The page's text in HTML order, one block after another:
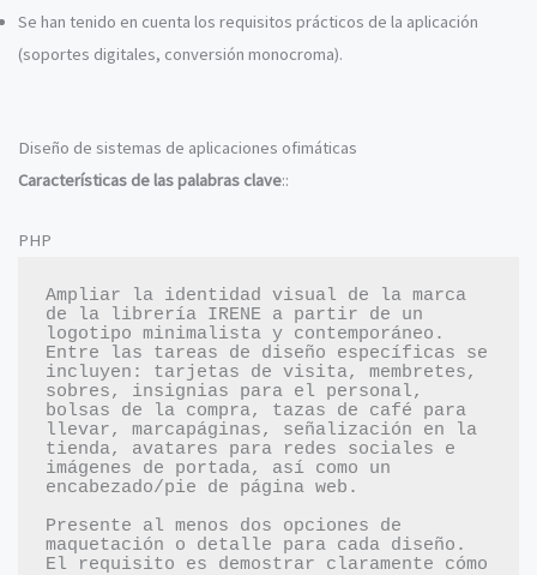
Se han tenido en cuenta los requisitos prácticos de la aplicación
(soportes digitales, conversión monocroma).
Diseño de sistemas de aplicaciones ofimáticas
Características de las palabras clave::
PHP
Ampliar la identidad visual de la marca
de la librería IRENE a partir de un
logotipo minimalista y contemporáneo.
Entre las tareas de diseño específicas se
incluyen: tarjetas de visita, membretes,
sobres, insignias para el personal,
bolsas de la compra, tazas de café para
llevar, marcapáginas, señalización en la
tienda, avatares para redes sociales e
imágenes de portada, así como un
encabezado/pie de página web.
Presente al menos dos opciones de
maquetación o detalle para cada diseño.
El requisito es demostrar claramente cómo